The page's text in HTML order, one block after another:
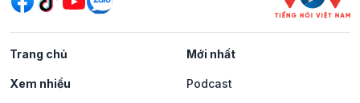
Trang chủ Mới nhất
Xem nhiều Podcast